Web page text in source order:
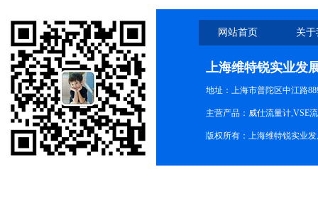
网站首页 关
上海维特锐实业发
地址：上海市普陀区中江路
主营产品：威仕流量计,VSE
版权所有：上海维特锐实业